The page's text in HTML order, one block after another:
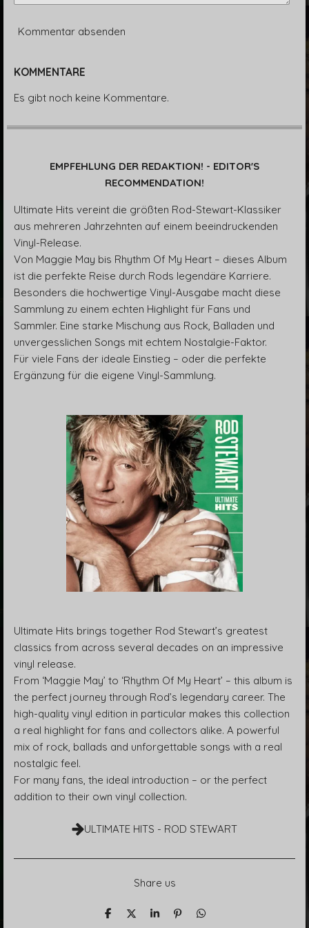
Kommentar absenden
KOMMENTARE
Es gibt noch keine Kommentare.
EMPFEHLUNG DER REDAKTION! - EDITOR'S
RECOMMENDATION!
Ultimate Hits vereint die größten Rod-Stewart-Klassiker
aus mehreren Jahrzehnten auf einem beeindruckenden
Vinyl-Release.
Von Maggie May bis Rhythm Of My Heart – dieses Album
ist die perfekte Reise durch Rods legendäre Karriere.
Besonders die hochwertige Vinyl-Ausgabe macht diese
Sammlung zu einem echten Highlight für Fans und
Sammler. Eine starke Mischung aus Rock, Balladen und
unvergesslichen Songs mit echtem Nostalgie-Faktor.
Für viele Fans der ideale Einstieg – oder die perfekte
Ergänzung für die eigene Vinyl-Sammlung.
Ultimate Hits brings together Rod Stewart’s greatest
classics from across several decades on an impressive
vinyl release.
From ‘Maggie May’ to ‘Rhythm Of My Heart’ – this album is
the perfect journey through Rod’s legendary career. The
high-quality vinyl edition in particular makes this collection
a real highlight for fans and collectors alike. A powerful
mix of rock, ballads and unforgettable songs with a real
nostalgic feel.
For many fans, the ideal introduction – or the perfect
addition to their own vinyl collection.
ULTIMATE HITS - ROD STEWART
Share us
T
T
T
P
T